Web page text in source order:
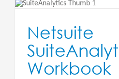
Netsuite
Workbook